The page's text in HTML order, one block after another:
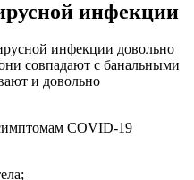
инфекции
инфекции довольно
совпадают с банальными
и довольно
COVID‑19